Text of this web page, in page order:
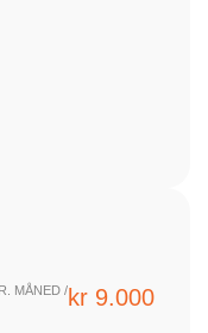
kr 9.000
MÅNED /